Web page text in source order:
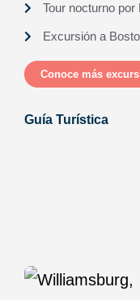
Tour nocturno por
Excursión a
Conoce más
Guía Turística